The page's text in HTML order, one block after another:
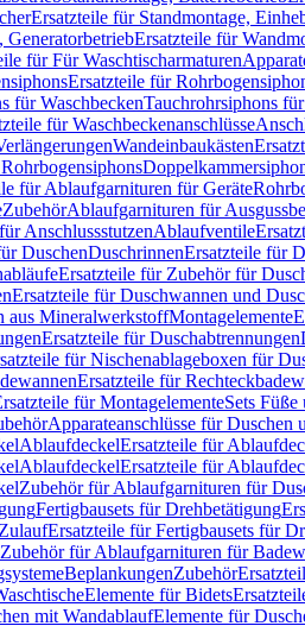
Ersatzteile für Standmontage,
GeneratorbetriebErsatzteile für
für Für Waschtischarmaturen
Ersatzteile für
für WaschbeckenTauchrohrsiphons
für Waschbeckenanschlüsse
Wandeinbaukästen
für Ablaufgarnituren für Geräte
ZubehörAblaufgarnituren für
AnschlussstutzenAblaufventile
DuschenDuschrinnenErsatzteile für
Ersatzteile für Zubehör für
Ersatzteile für Duschwannen und
aus MineralwerkstoffMontagelemente
Ersatzteile für Duschabtrennungen
für Nischenablageboxen für
Ersatzteile für
für MontagelementeSets
Apparateanschlüsse für Duschen
AblaufdeckelErsatzteile für
AblaufdeckelErsatzteile für
Zubehör für Ablaufgarnituren für
Fertigbausets für Drehbetätigung
Ersatzteile für Fertigbausets für
Zubehör für Ablaufgarnituren für
BeplankungenZubehör
Elemente für Bidets
mit WandablaufElemente für